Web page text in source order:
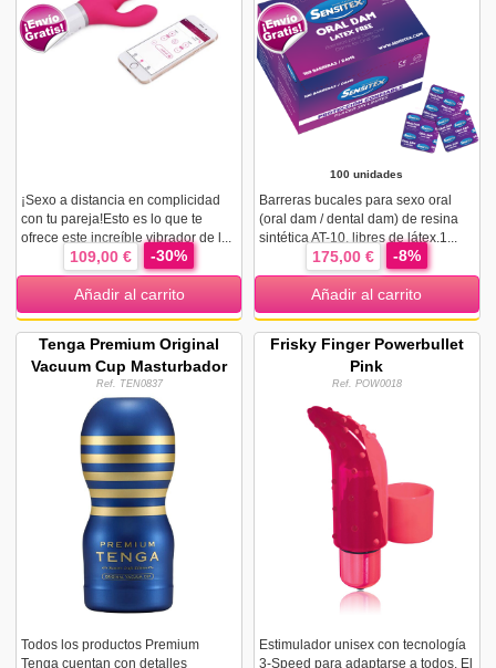
¡Sexo a distancia en complicidad
con tu pareja!Esto es lo que te
ofrece este increíble vibrador de l...
109,00 € -30%
Añadir al carrito
100 unidades
Barreras bucales para sexo oral
(oral dam / dental dam) de resina
sintética AT-10, libres de látex.1...
175,00 € -8%
Añadir al carrito
Tenga Premium Original
Vacuum Cup Masturbador
Ref. TEN0837
Todos los productos Premium
Tenga cuentan con detalles
Frisky Finger Powerbullet
Pink
Ref. POW0018
Estimulador unisex con tecnología
3-Speed para adaptarse a todos. El